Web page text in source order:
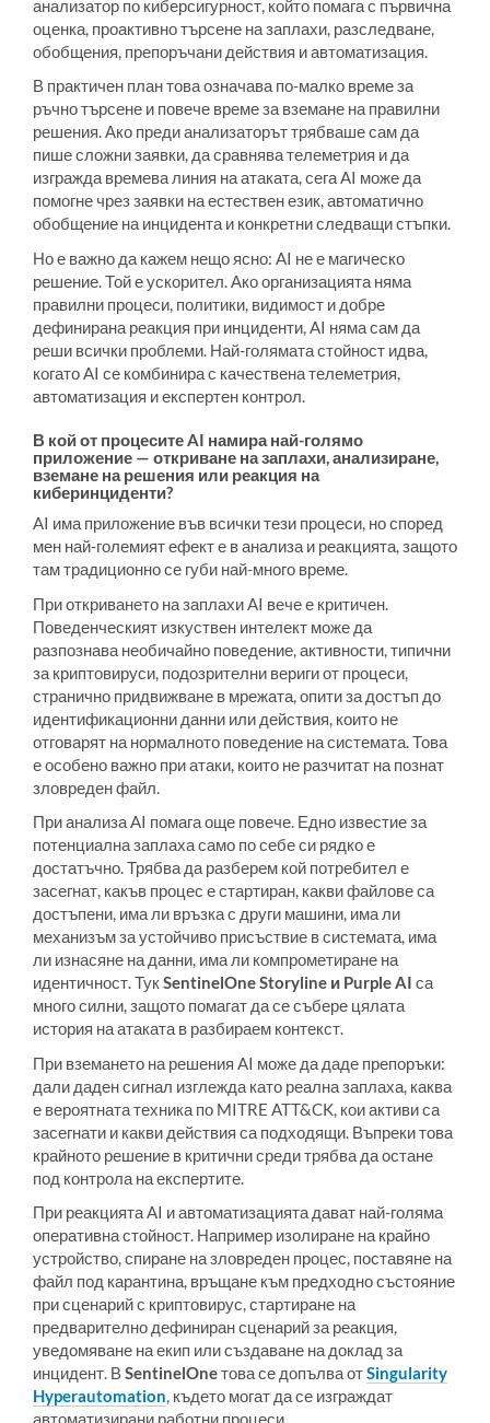
анализатор по киберсигурност, който помага с първична
оценка, проактивно търсене на заплахи, разследване,
обобщения, препоръчани действия и автоматизация.
В практичен план това означава по-малко време за
ръчно търсене и повече време за вземане на правилни
решения. Ако преди анализаторът трябваше сам да
пише сложни заявки, да сравнява телеметрия и да
изгражда времева линия на атаката, сега AI може да
помогне чрез заявки на естествен език, автоматично
обобщение на инцидента и конкретни следващи стъпки.
Но е важно да кажем нещо ясно: AI не е магическо
решение. Той е ускорител. Ако организацията няма
правилни процеси, политики, видимост и добре
дефинирана реакция при инциденти, AI няма сам да
реши всички проблеми. Най-голямата стойност идва,
когато AI се комбинира с качествена телеметрия,
автоматизация и експертен контрол.
В кой от процесите AI намира най-голямо
приложение — откриване на заплахи, анализиране,
вземане на решения или реакция на
киберинциденти?
AI има приложение във всички тези процеси, но според
мен най-големият ефект е в анализа и реакцията, защото
там традиционно се губи най-много време.
При откриването на заплахи AI вече е критичен.
Поведенческият изкуствен интелект може да
разпознава необичайно поведение, активности, типични
за криптовируси, подозрителни вериги от процеси,
странично придвижване в мрежата, опити за достъп до
идентификационни данни или действия, които не
отговарят на нормалното поведение на системата. Това
е особено важно при атаки, които не разчитат на познат
зловреден файл.
При анализа AI помага още повече. Едно известие за
потенциална заплаха само по себе си рядко е
достатъчно. Трябва да разберем кой потребител е
засегнат, какъв процес е стартиран, какви файлове са
достъпени, има ли връзка с други машини, има ли
механизъм за устойчиво присъствие в системата, има
ли изнасяне на данни, има ли компрометиране на
идентичност. ТукSentinelOne Storyline и Purple AI са
много силни, защото помагат да се събере цялата
история на атаката в разбираем контекст.
При вземането на решения AI може да даде препоръки:
дали даден сигнал изглежда като реална заплаха, каква
е вероятната техника по MITRE ATT&CK, кои активи са
засегнати и какви действия са подходящи. Въпреки това
крайното решение в критични среди трябва да остане
под контрола на експертите.
При реакцията AI и автоматизацията дават най-голяма
оперативна стойност. Например изолиране на крайно
устройство, спиране на зловреден процес, поставяне на
файл под карантина, връщане към предходно състояние
при сценарий с криптовирус, стартиране на
предварително дефиниран сценарий за реакция,
уведомяване на екип или създаване на доклад за
инцидент. В SentinelOneтова се допълва отSingularity
Hyperautomation, където могат да се изграждат
автоматизирани работни процеси.